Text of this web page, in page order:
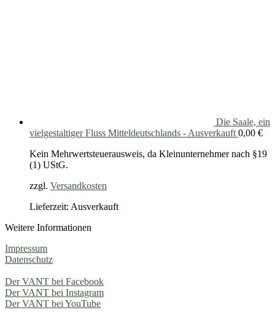
Die Saale, ein
vielgestaltiger Fluss Mitteldeutschlands - Ausverkauft 0,00 €
Kein Mehrwertsteuerausweis, da Kleinunternehmer nach §19
(1) UStG.
zzgl. Versandkosten
Lieferzeit: Ausverkauft
Weitere Informationen
Impressum
Datenschutz
Der VANT bei Facebook
Der VANT bei Instagram
Der VANT bei YouTube